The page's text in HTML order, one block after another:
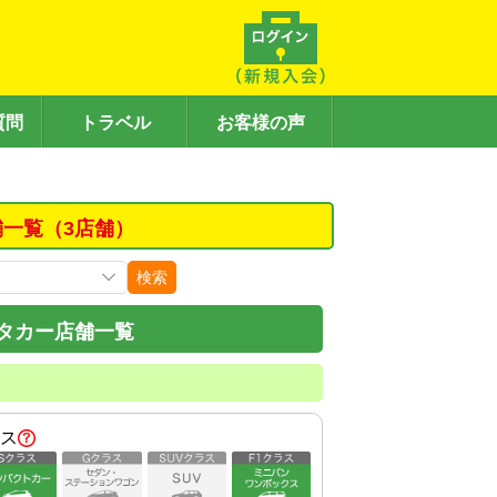
問 トラベル お客様の声
覧（3店舗）
検索
カー店舗一覧